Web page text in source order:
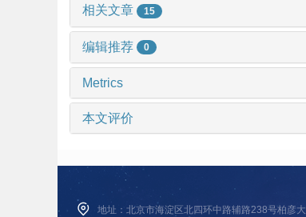
相关文章 15
编辑推荐 0
Metrics
本文评价
地址：北京市海淀区北四环中路辅路238号柏彦大